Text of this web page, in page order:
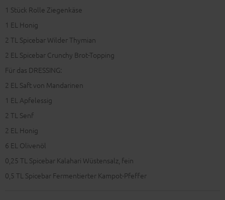
1 Stück Rolle Ziegenkäse
1 EL Honig
2 TL Spicebar Wilder Thymian
2 EL Spicebar Crunchy Brot-Topping
Für das DRESSING:
2 EL Saft von Mandarinen
1 EL Apfelessig
2 TL Senf
2 EL Honig
6 EL Olivenöl
0,25 TL Spicebar Kalahari Wüstensalz, fein
0,5 TL Spicebar Fermentierter Kampot-Pfeffer